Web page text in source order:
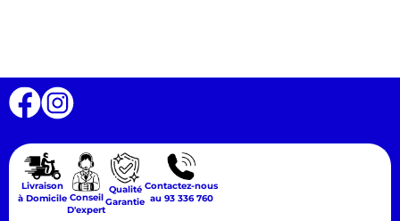
Livraison
à Domicile Conseil
D'expert
Qualité
Garantie
Contactez-nous
au 93 336 760